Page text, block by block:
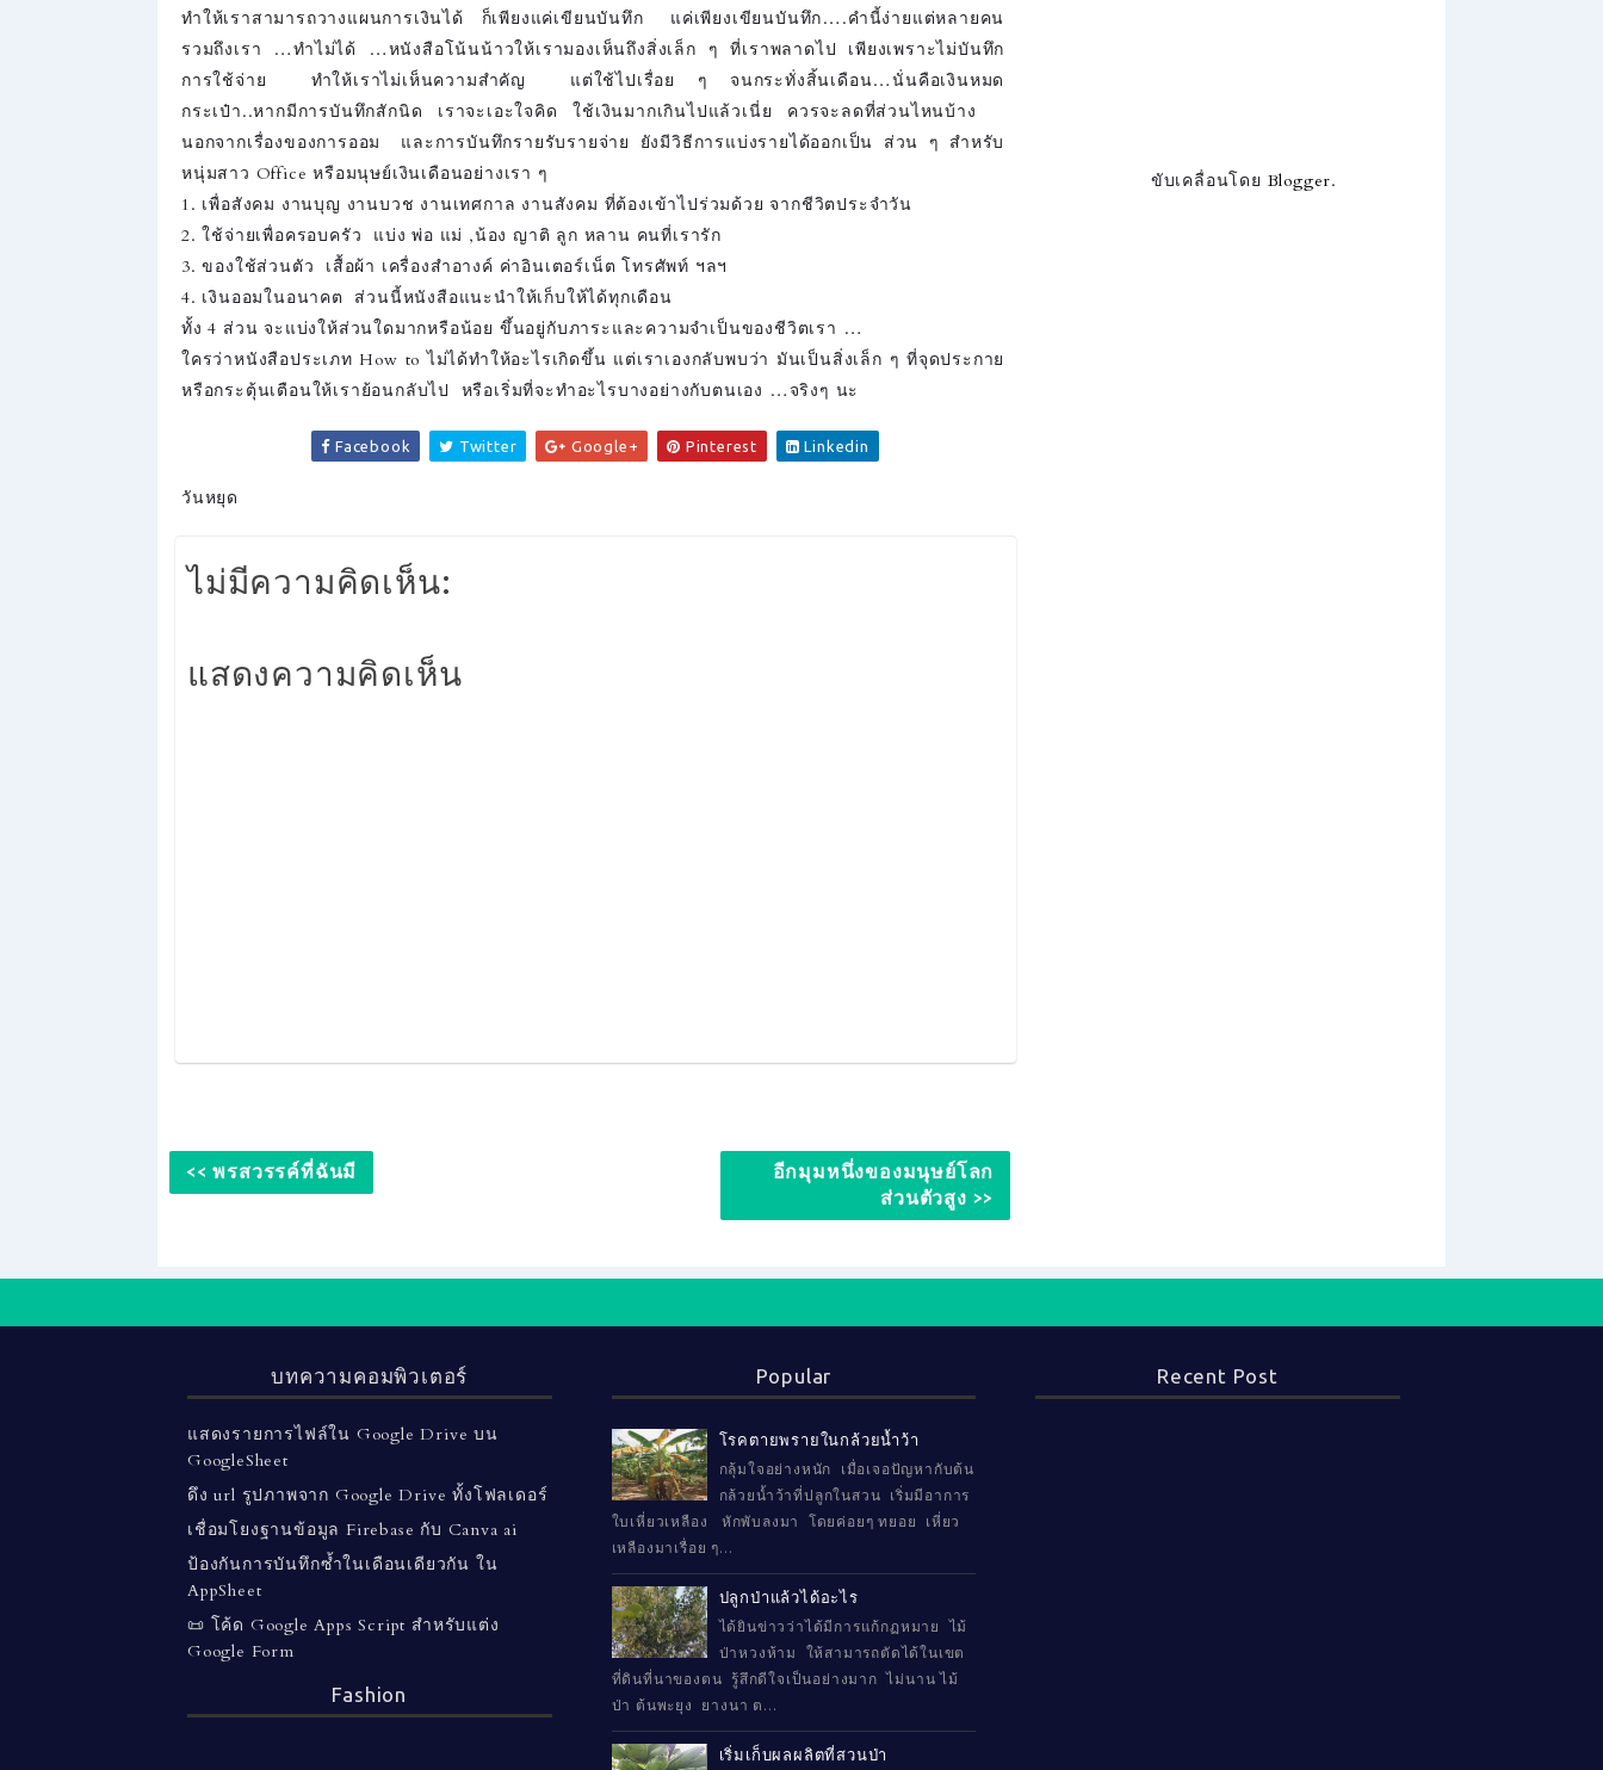
ทำให้เราสามารถวางแผนการเงินได้ ก็เพียงแค่เขียนบันทึก แค่เพียงเขียนบันทึก….คำนี้ง่ายแต่หลายคน
รวมถึงเรา …ทำไม่ได้ …หนังสือโน้นน้าวให้เรามองเห็นถึงสิ่งเล็ก ๆ ที่เราพลาดไป เพียงเพราะไม่บันทึก
การใช้จ่าย ทำให้เราไม่เห็นความสำคัญ แต่ใช้ไปเรื่อย ๆ จนกระทั่งสิ้นเดือน…นั่นคือเงินหมด
กระเป๋า..หากมีการบันทึกสักนิด เราจะเอะใจคิด ใช้เงินมากเกินไปแล้วเนี่ย ควรจะลดที่ส่วนไหนบ้าง
นอกจากเรื่องของการออม และการบันทึกรายรับรายจ่าย ยังมีวิธีการแบ่งรายได้ออกเป็น ส่วน ๆ สำหรับ
หนุ่มสาว Office หรือมนุษย์เงินเดือนอย่างเรา ๆ
1. เพื่อสังคม งานบุญ งานบวช งานเทศกาล งานสังคม ที่ต้องเข้าไปร่วมด้วย จากชีวิตประจำวัน
2. ใช้จ่ายเพื่อครอบครัว แบ่ง พ่อ แม่ ,น้อง ญาติ ลูก หลาน คนที่เรารัก
3. ของใช้ส่วนตัว เสื้อผ้า เครื่องสำอางค์ ค่าอินเตอร์เน็ต โทรศัพท์ ฯลฯ
4. เงินออมในอนาคต ส่วนนี้หนังสือแนะนำให้เก็บให้ได้ทุกเดือน
ทั้ง 4 ส่วน จะแบ่งให้ส่วนใดมากหรือน้อย ขึ้นอยู่กับภาระและความจำเป็นของชีวิตเรา …
ใครว่าหนังสือประเภท How to ไม่ได้ทำให้อะไรเกิดขึ้น แต่เราเองกลับพบว่า มันเป็นสิ่งเล็ก ๆ ที่จุดประกาย
หรือกระตุ้นเตือนให้เราย้อนกลับไป หรือเริ่มที่จะทำอะไรบางอย่างกับตนเอง …จริงๆ นะ
Facebook Twitter Google+ Pinterest Linkedin
วันหยุด
ไม่มีความคิดเห็น:
แสดงความคิดเห็น
<< พรสวรรค์ที่ฉันมี
อีกมุมหนึ่งของมนุษย์โลก
ส่วนตัวสูง >>
ขับเคลื่อนโดย Blogger.
บทความคอมพิวเตอร์
แสดงรายการไฟล์ใน Google Drive บน
GoogleSheet
ดึง url รูปภาพจาก Google Drive ทั้งโฟลเดอร์
เชื่อมโยงฐานข้อมูล Firebase กับ Canva ai
ป้องกันการบันทึกซ้ำในเดือนเดียวกัน ใน
AppSheet
📜 โค้ด Google Apps Script สำหรับแต่ง
Google Form
Fashion
Popular
โรคตายพรายในกล้วยน้ำว้า
กลุ้มใจอย่างหนัก เมื่อเจอปัญหากับต้น
กล้วยน้ำว้าที่ปลูกในสวน เริ่มมีอาการ
ใบเหี่ยวเหลือง หักพับลงมา โดยค่อยๆ ทยอย เหี่ยว
เหลืองมาเรื่อย ๆ...
ปลูกป่าแล้วได้อะไร
ได้ยินข่าวว่าได้มีการแก้กฏหมาย ไม้
ป่าหวงห้าม ให้สามารถตัดได้ในเขต
ที่ดินที่นาของตน รู้สึกดีใจเป็นอย่างมาก ไม่นาน ไม้
ป่า ต้นพะยุง ยางนา ต...
เริ่มเก็บผลผลิตที่สวนป่า
Recent Post